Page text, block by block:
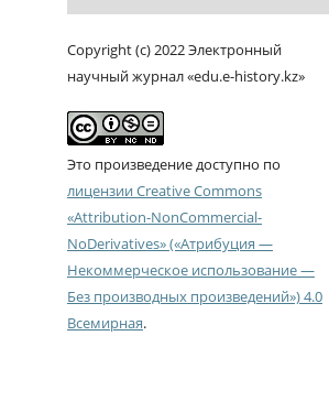
Copyright (c) 2022 Электронный
научный журнал «edu.e-history.kz»
Это произведение доступно по
лицензии Creative Commons
«Attribution-NonCommercial-
NoDerivatives» («Атрибуция —
Некоммерческое использование —
Без производных произведений») 4.0
Всемирная.